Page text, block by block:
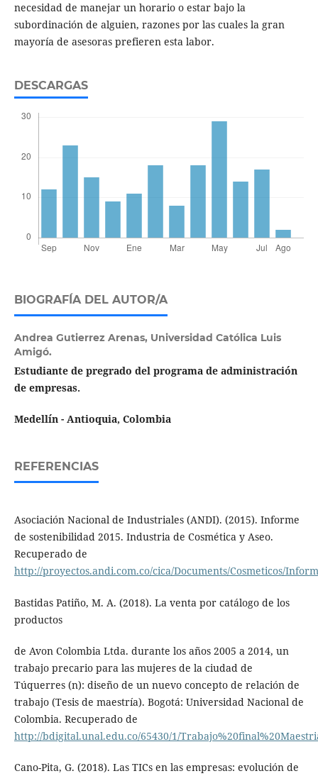
necesidad de manejar un horario o estar bajo la
subordinación de alguien, razones por las cuales la gran
mayoría de asesoras prefieren esta labor.
DESCARGAS
BIOGRAFÍA DEL AUTOR/A
Andrea Gutierrez Arenas, Universidad Católica Luis
Amigó.
Estudiante de pregrado del programa de administración
de empresas.
Medellín - Antioquia, Colombia
REFERENCIAS
Asociación Nacional de Industriales (ANDI). (2015). Informe
de sostenibilidad 2015. Industria de Cosmética y Aseo.
Recuperado de
http://proyectos.andi.com.co/cica/Documents/Cosmeticos/
Bastidas Patiño, M. A. (2018). La venta por catálogo de los
productos
de Avon Colombia Ltda. durante los años 2005 a 2014, un
trabajo precario para las mujeres de la ciudad de
Túquerres (n): diseño de un nuevo concepto de relación de
trabajo (Tesis de maestría). Bogotá: Universidad Nacional de
Colombia. Recuperado de
http://bdigital.unal.edu.co/65430/1/
Cano-Pita, G. (2018). Las TICs en las empresas: evolución de